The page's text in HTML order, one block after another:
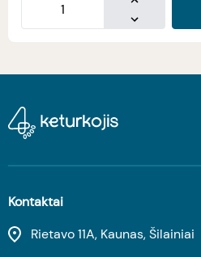
Kontaktai
Rietavo 11A, Kaunas, Šilainiai